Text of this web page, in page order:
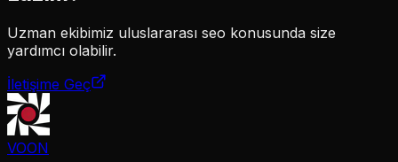
Uzman ekibimiz uluslararası seo konusunda size
yardımcı olabilir.
İletişime Geç
VOON